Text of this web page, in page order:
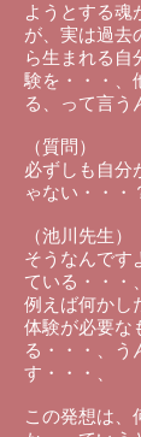
ようとする魂
が、実は過去
ら生まれる自
験を・・・、
る、って言う
（質問）
必ずしも自分
ゃない・・・
（池川先生）
そうなんです
ている・・・
例えば何かし
体験が必要な
る・・・、う
す・・・、
この発想は、